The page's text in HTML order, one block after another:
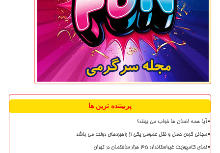
پربیننده ترین ها
آیا همه انسان ها خواب می بینند؟
مجانی کردن حمل و نقل عمومی یکی از راهبردهای دولت می باشد
نمای کامپوزیت غیراستاندارد ۳۵ هزار ساختمان در تهران